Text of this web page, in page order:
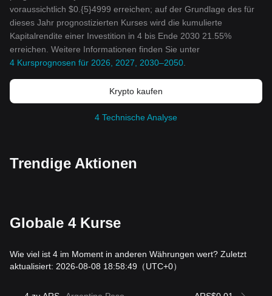
voraussichtlich $0.{5}4999 erreichen; auf der Grundlage des für
dieses Jahr prognostizierten Kurses wird die kumulierte
Kapitalrendite einer Investition in 4 bis Ende 2030 21.55%
erreichen. Weitere Informationen finden Sie unter
4 Kursprognosen für 2026, 2027, 2030–2050
Krypto kaufen
4 Technische Analyse
Trendige Aktionen
Globale 4 Kurse
Wie viel ist 4 im Moment in anderen Währungen wert? Zuletzt
aktualisiert: 2026-08-08 18:58:49 （UTC+0）